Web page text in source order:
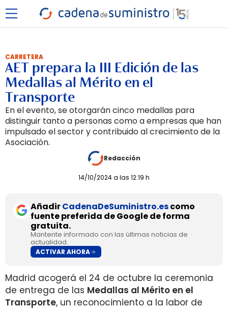
CARRETERA
AET prepara la III Edición de las
Medallas al Mérito en el
Transporte
En el evento, se otorgarán cinco medallas para
distinguir tanto a personas como a empresas que han
impulsado el sector y contribuido al crecimiento de la
Asociación.
Redacción
14/10/2024 a las 12:19 h
AñadirCadenaDeSuministro.escomo
fuente preferida de Google de forma
gratuita.
Mantente informado con las últimas noticias de
actualidad.
ACTIVAR AHORA
Madrid acogerá el 24 de octubre la ceremonia
de entrega de las Medallas al Mérito en el
Transporte, un reconocimiento a la labor de